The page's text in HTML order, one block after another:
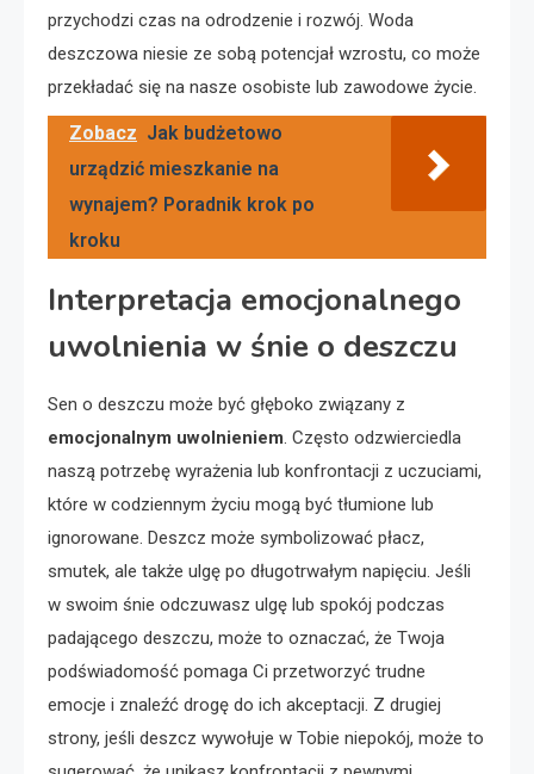
przychodzi czas na odrodzenie i rozwój. Woda
deszczowa niesie ze sobą potencjał wzrostu, co może
przekładać się na nasze osobiste lub zawodowe życie.
Zobacz Jak budżetowo
urządzić mieszkanie na
wynajem? Poradnik krok po
kroku
Interpretacja emocjonalnego
uwolnienia w śnie o deszczu
Sen o deszczu może być głęboko związany z
emocjonalnym uwolnieniem. Często odzwierciedla
naszą potrzebę wyrażenia lub konfrontacji z uczuciami,
które w codziennym życiu mogą być tłumione lub
ignorowane. Deszcz może symbolizować płacz,
smutek, ale także ulgę po długotrwałym napięciu. Jeśli
w swoim śnie odczuwasz ulgę lub spokój podczas
padającego deszczu, może to oznaczać, że Twoja
podświadomość pomaga Ci przetworzyć trudne
emocje i znaleźć drogę do ich akceptacji. Z drugiej
strony, jeśli deszcz wywołuje w Tobie niepokój, może to